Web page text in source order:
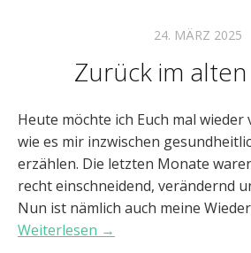
24. MÄRZ 2025
Zurück im
Heute möchte ich Euch mal
wie es mir inzwischen
erzählen. Die letzten Monate
recht einschneidend, verändernd
Nun ist nämlich auch meine
Weiterlesen →